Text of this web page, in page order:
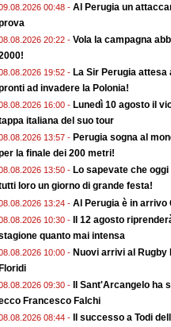
00:48 - Al Perugia un
20:22 - Vola la campagna
19:52 - La Sir Perugia
ad invadere la Polonia!
16:00 - Lunedì 10 agosto il
italiana del suo tour
13:57 - Perugia sogna al
la finale dei 200 metri!
13:50 - Lo sapevate che
loro un giorno di grande festa!
13:24 - Al Perugia è in arrivo
10:30 - Il 12 agosto
quanto mai intensa
10:00 - Nuovi arrivi al Rugby
Floridi
09:30 -
Il Sant'Arcangelo
Francesco Falchi
08:44 -
Il successo a Todi